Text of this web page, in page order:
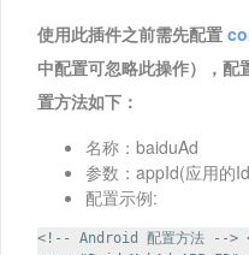
使用此插件之前需先配置
中配置可忽略此操作），配
置方法如下：
名称：baiduAd
参数：appId(应用的
配置示例:
<!-- Android 配置方法 -->